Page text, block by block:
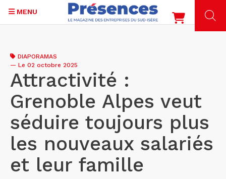
contenu
principal
MENU
DIAPORAMAS
— Le 02 octobre 2025
Attractivité :
Grenoble Alpes veut
séduire toujours plus
les nouveaux salariés
et leur famille